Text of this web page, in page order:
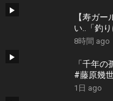
【寿ガ
い..「釣
根本博『
8時間 ago
「千年
#藤原幾
1日 ago